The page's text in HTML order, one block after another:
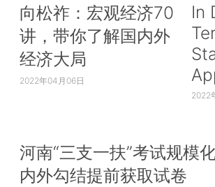
向松祚：宏观经济70
讲，带你了解国内外
经济大局
2022年04月06日
In
2022
河南“三支一扶”考试规模
内外勾结提前获取试卷